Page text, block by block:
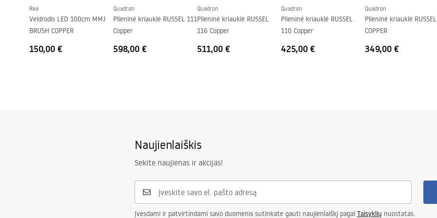
Rea
Veidrodis LED 100cm MMJ
BRUSH COPPER
150,00 €
Quadron
Plieninė kriauklė RUSSEL 111
Copper
598,00 €
Quadron
Plieninė kriauklė RUSSEL
116 Copper
511,00 €
Quadron
Plieninė kriauklė RUSSEL
110 Copper
425,00 €
Quadron
Plieninė kriauklė
COPPER
349,00 €
Naujienlaiškis
Sekite naujienas ir akcijas!
Įvesdami ir patvirtindami savo duomenis sutinkate gauti naujienlaiškį pagal Taisyklių nuostatas.